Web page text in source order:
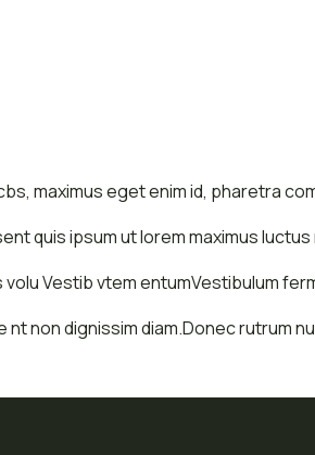
maximus eget enim id, pharetra
quis ipsum ut lorem maximus
Vestib vtem entumVestibulum
non dignissim diam.Donec rutrum